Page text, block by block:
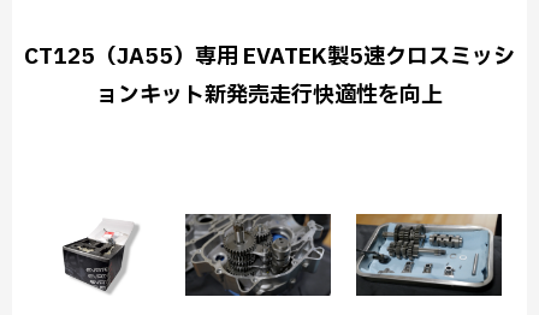
CT125（JA55）専用 EVATEK製5速クロスミッシ
ョンキット新発売走行快適性を向上